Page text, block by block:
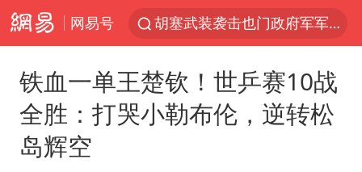
网易号
胡塞武装袭击也门政府军军营
东航：国内客票提前14天免费退改
台风白海豚中心风力增强
铁血一单王楚钦！世乒赛10战
全胜：打哭小勒布伦，逆转松
岛辉空